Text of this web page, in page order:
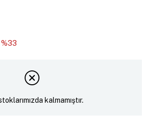
33
kalmamıştır.